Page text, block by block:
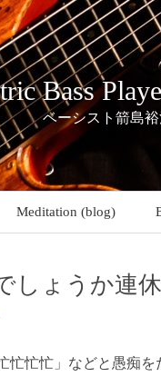
Bass
ベーシスト箭島
Meditation (blog)
しょうか連休
忙忙」などと愚痴を